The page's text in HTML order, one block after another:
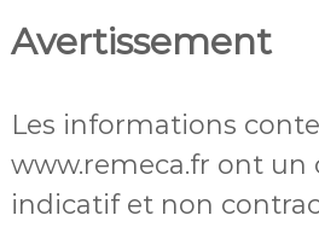
Avertissement
Les informations
www.remeca.fr ont un
indicatif et non